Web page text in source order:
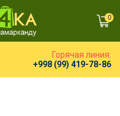
0
Горячая линия:
+998 (99) 419-78-86